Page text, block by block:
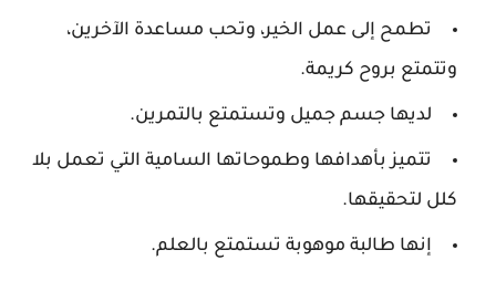
تطمح إلى عمل الخير، وتحب مساعدة الآخرين،
وتتمتع بروح كريمة.
لديها جسم جميل وتستمتع بالتمرين.
تتميز بأهدافها وطموحاتها السامية التي تعمل بلا
كلل لتحقيقها.
إنها طالبة موهوبة تستمتع بالعلم.